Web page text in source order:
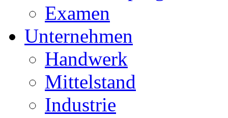
Examen
Unternehmen
Handwerk
Mittelstand
Industrie